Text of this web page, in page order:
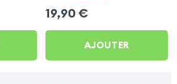
19,90 €
AJOUTER